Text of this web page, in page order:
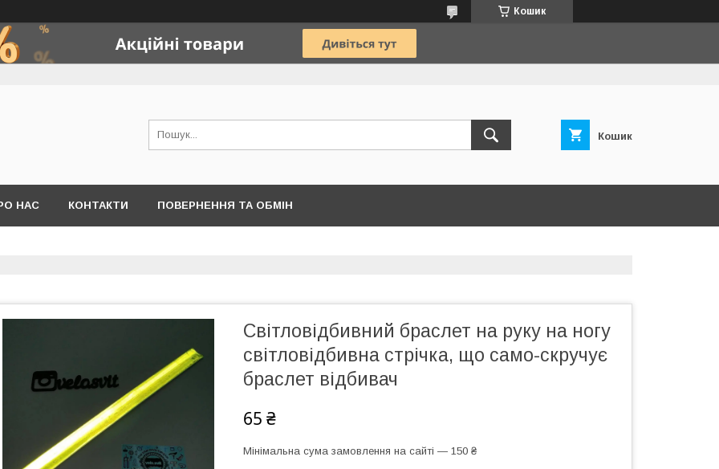
Кошик
Кошик
НАС КОНТАКТИ ПОВЕРНЕННЯ ТА ОБМІН
Світловідбивний браслет на руку на ногу
світловідбивна стрічка, що само-скручує
браслет відбивач
65 ₴
Мінімальна сума замовлення на сайті — 150 ₴